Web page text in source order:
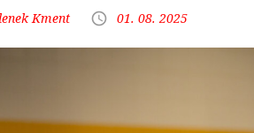
Kment 01. 08. 2025